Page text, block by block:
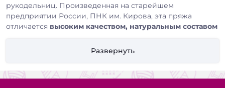
рукодельниц. Произведенная на старейшем
предприятии России, ПНК им. Кирова, эта пряжа
отличается высоким качеством, натуральным составом
Почему стоит выбрать пряжу СПБ?
Натуральный состав:Пряжа СПБ изготавливается из
Развернуть